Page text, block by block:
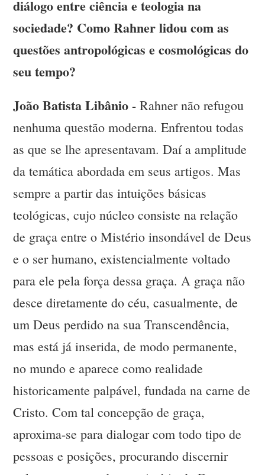
diálogo entre ciência e teologia na
sociedade? Como Rahner lidou com as
questões antropológicas e cosmológicas do
seu tempo?
João Batista Libânio - Rahner não refugou
nenhuma questão moderna. Enfrentou todas
as que se lhe apresentavam. Daí a amplitude
da temática abordada em seus artigos. Mas
sempre a partir das intuições básicas
teológicas, cujo núcleo consiste na relação
de graça entre o Mistério insondável de Deus
e o ser humano, existencialmente voltado
para ele pela força dessa graça. A graça não
desce diretamente do céu, casualmente, de
um Deus perdido na sua Transcendência,
mas está já inserida, de modo permanente,
no mundo e aparece como realidade
historicamente palpável, fundada na carne de
Cristo. Com tal concepção de graça,
aproxima-se para dialogar com todo tipo de
pessoas e posições, procurando discernir